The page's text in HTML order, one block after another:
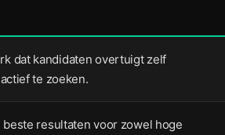
dat kandidaten overtuigt zelf
te zoeken.
resultaten voor zowel hoge